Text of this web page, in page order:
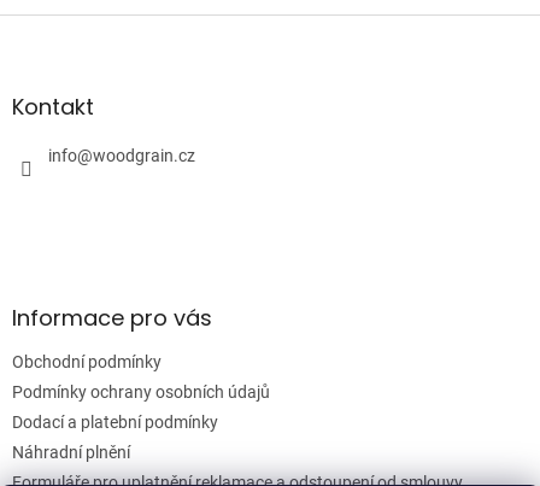
v
Z
aKontakt
info@woodgrain.cz
Informace pro vás
Obchodní podmínky
Podmínky ochrany osobních údajů
Dodací a platební podmínky
Náhradní plnění